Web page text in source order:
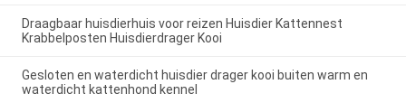
Draagbaar huisdierhuis voor reizen Huisdier Kattennest
Krabbelposten Huisdierdrager Kooi
Gesloten en waterdicht huisdier drager kooi buiten warm en
waterdicht kattenhond kennel